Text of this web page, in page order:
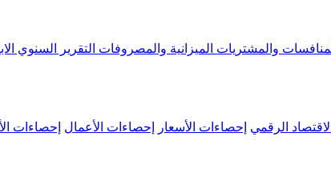
والمشتريات الميزانية والمصروفات التقرير السنوي
الرقمي إحصاءات الأسعار إحصاءات الأعمال إحصاءات